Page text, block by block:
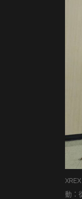
動：